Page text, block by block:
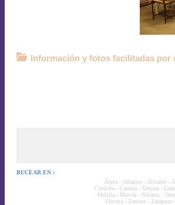
Información y fotos facilitadas por
BUCEAR EN :
Álava- Albacete- Alicante-
Córdoba- Cuenca- Gerona-
Melilla- Murcia- Navarra-
Vizcaya- Zamora- Zaragoza-